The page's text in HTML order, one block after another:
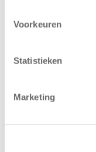
Voorkeuren
Statistieken
Marketing
kregen een…